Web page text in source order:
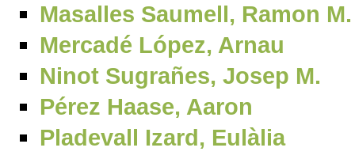
Masalles Saumell, Ramon M.
Mercadé López, Arnau
Ninot Sugrañes, Josep M.
Pérez Haase, Aaron
Pladevall Izard, Eulàlia